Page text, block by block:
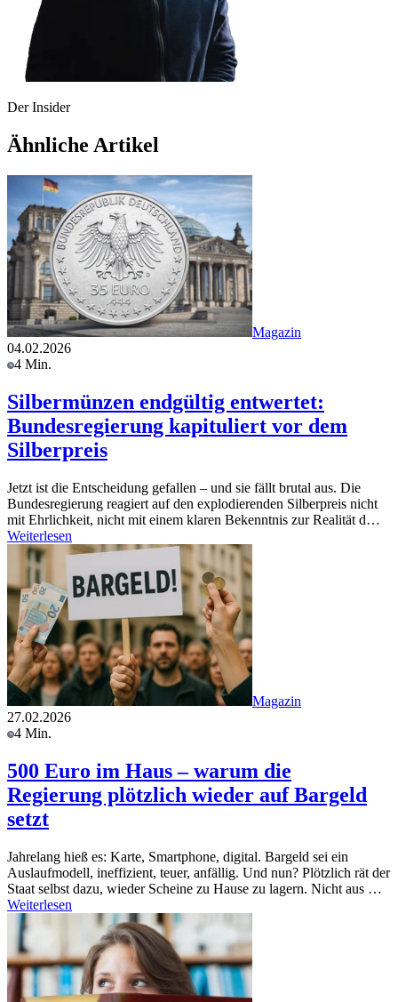
Der Insider
Ähnliche Artikel
Magazin
04.02.2026
4 Min.
Silbermünzen endgültig entwertet:
Bundesregierung kapituliert vor dem
Silberpreis
Jetzt ist die Entscheidung gefallen – und sie fällt brutal aus. Die
Bundesregierung reagiert auf den explodierenden Silberpreis nicht
mit Ehrlichkeit, nicht mit einem klaren Bekenntnis zur Realität d…
Weiterlesen
Magazin
27.02.2026
4 Min.
500 Euro im Haus – warum die
Regierung plötzlich wieder auf Bargeld
setzt
Jahrelang hieß es: Karte, Smartphone, digital. Bargeld sei ein
Auslaufmodell, ineffizient, teuer, anfällig. Und nun? Plötzlich rät der
Staat selbst dazu, wieder Scheine zu Hause zu lagern. Nicht aus …
Weiterlesen